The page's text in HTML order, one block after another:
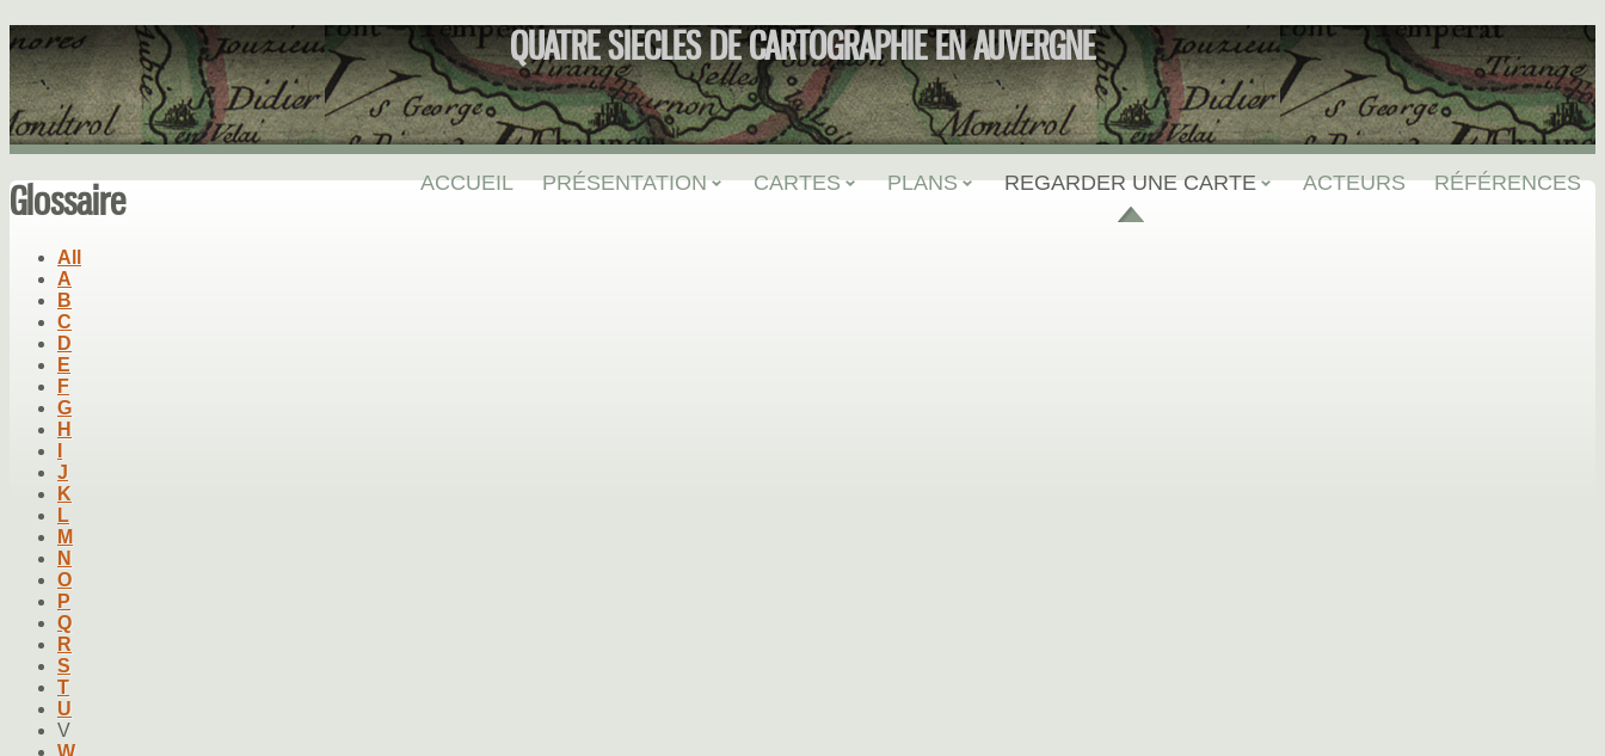
QUATRE SIECLES DE CARTOGRAPHIE EN AUVERGNE
ACCUEIL PRÉSENTATION CARTES PLANS REGARDER UNE CARTE ACTEURS RÉFÉRENCES
Glossaire
All
A
B
C
D
E
F
G
H
J
K
L
M
N
O
P
Q
R
S
T
U
V